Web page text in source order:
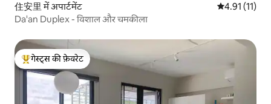
住安里 में अपार्टमेंट औसत रेटिंग 5 में
4.91 (11)
Da'an Duplex - विशाल और चमकीला
गेस्ट्स का टॉप फ़ेवरेट
गेस्ट्स की फ़ेवरेट